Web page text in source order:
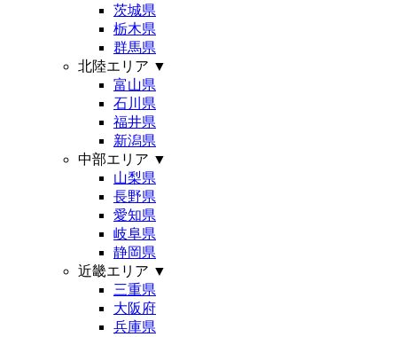
茨城県
栃木県
群馬県
北陸エリア ▼
富山県
石川県
福井県
新潟県
中部エリア ▼
山梨県
長野県
愛知県
岐阜県
静岡県
近畿エリア ▼
三重県
大阪府
兵庫県